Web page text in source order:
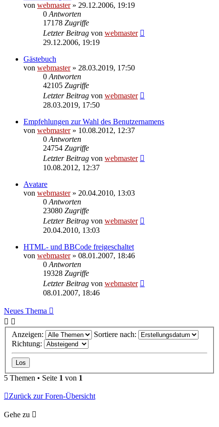
von webmaster» 29.12.2006, 19:19
0 Antworten
17178 Zugriffe
Letzter Beitrag von webmaster
29.12.2006, 19:19
Gästebuch
von webmaster» 28.03.2019, 17:50
0 Antworten
42105 Zugriffe
Letzter Beitrag von webmaster
28.03.2019, 17:50
Empfehlungen zur Wahl des Benutzernamens
von webmaster» 10.08.2012, 12:37
0 Antworten
24754 Zugriffe
Letzter Beitrag von webmaster
10.08.2012, 12:37
Avatare
von webmaster» 20.04.2010, 13:03
0 Antworten
23080 Zugriffe
Letzter Beitrag von webmaster
20.04.2010, 13:03
HTML- und BBCode freigeschaltet
von webmaster» 08.01.2007, 18:46
0 Antworten
19328 Zugriffe
Letzter Beitrag von webmaster
08.01.2007, 18:46
Neues Thema
Anzeigen:
Sortiere nach:
Richtung:
5 Themen • Seite 1 von 1
Zurück zur Foren-Übersicht
Gehe zu